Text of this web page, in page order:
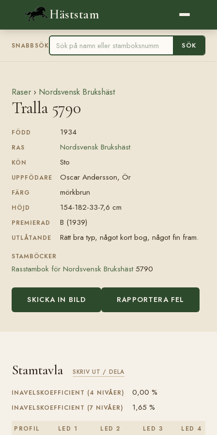
Häststam
SNABBSÖK SÖK
Raser › Nordsvensk Brukshäst
Tralla 5790
FÖDD 1934
RAS Nordsvensk Brukshäst
KÖN Sto
UPPFÖDARE Oscar Andersson, Ör
FÄRG mörkbrun
HÖJD 154-182-33-7,6 cm
PREMIERAD B (1939)
UTLÅTANDE Rätt bra typ, något kort bog, något fin fram.
STAMBÖCKER
Rasstambok för Nordsvensk Brukshäst5790
SKICKA IN BILD RAPPORTERA FEL
Stamtavla SKRIV UT / DELA
INAVELSKOEFFICIENT (4 NIVÅER) 0,00 %
INAVELSKOEFFICIENT (7 NIVÅER) 1,65 %
PROFIL LED 1 LED 2 LED 3 LED 4